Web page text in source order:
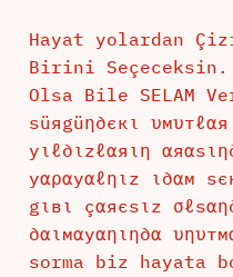
Hayat yolardan
Birini Seçeceksin.
Olsa Bile SELAM
ѕüяgüη∂єкι
уιℓ∂ιzℓαяιη
уαραуαℓηιz ι∂αм
gιвι çαяєѕιz
∂αιмαуαηιη∂α
sorma biz hayata